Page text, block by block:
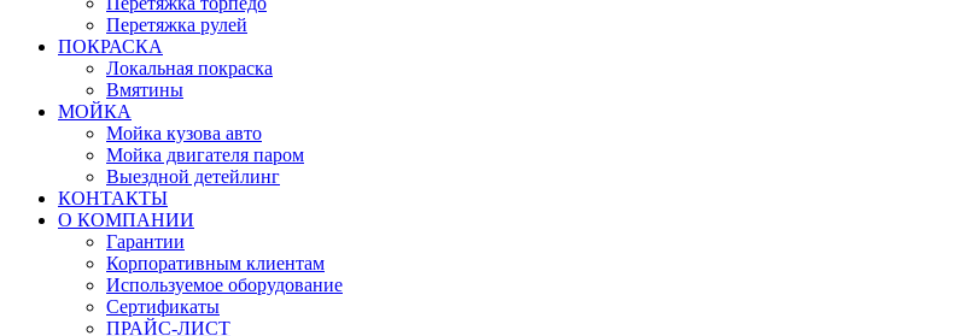
Перетяжка рулей
ПОКРАСКА
Локальная покраска
Вмятины
МОЙКА
Мойка кузова авто
Мойка двигателя паром
Выездной детейлинг
КОНТАКТЫ
О КОМПАНИИ
Гарантии
Корпоративным клиентам
Используемое оборудование
Сертификаты
ПРАЙС-ЛИСТ